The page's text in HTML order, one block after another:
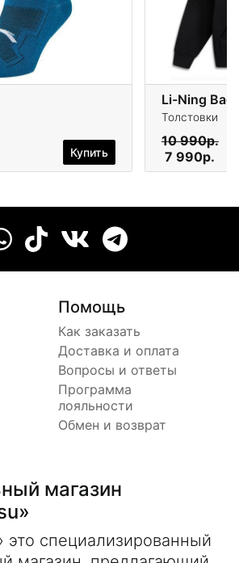
Купить
Li-Ning
Толстовки
10 990р.
7 990р.
Помощь
Как заказать
Доставка и оплата
Вопросы и ответы
Программа
лояльности
Обмен и возврат
магазин
это специализированный